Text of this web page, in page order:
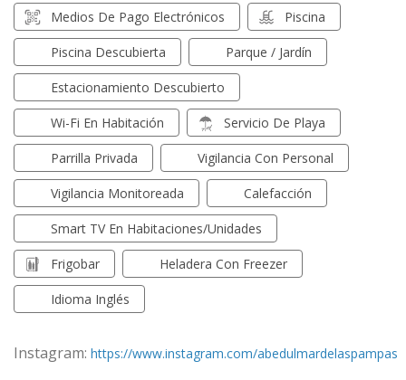
Medios De Pago Electrónicos Piscina
Piscina Descubierta Parque / Jardín
Estacionamiento Descubierto
Wi-Fi En Habitación Servicio De Playa
Parrilla Privada Vigilancia Con Personal
Vigilancia Monitoreada Calefacción
Smart TV En Habitaciones/unidades
Frigobar Heladera Con Freezer
Idioma Inglés
Instagram: https://www.instagram.com/abedulmardelaspampas